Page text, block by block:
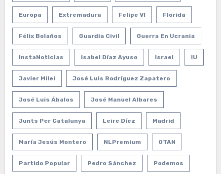
Europa Extremadura Felipe VI Florida
Félix Bolaños Guardia Civil Guerra En Ucrania
InstaNoticias Isabel Díaz Ayuso Israel IU
Javier Milei José Luis Rodríguez Zapatero
José Luis Ábalos José Manuel Albares
Junts Per Catalunya Leire Díez Madrid
María Jesús Montero NLPremium OTAN
Partido Popular Pedro Sánchez Podemos